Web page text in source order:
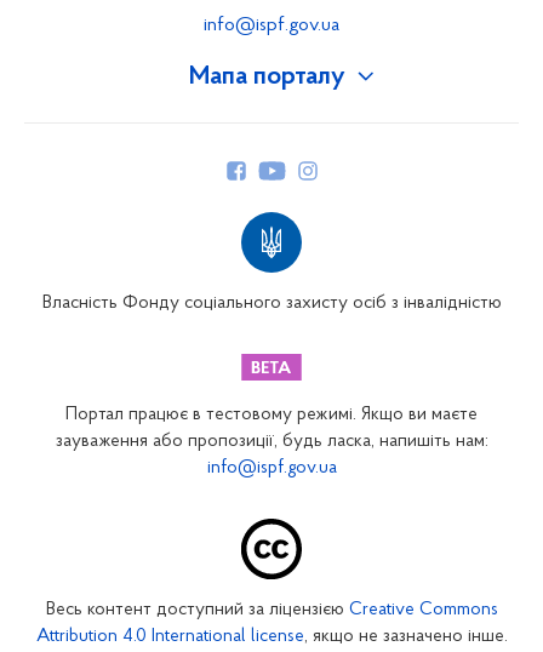
Мапа порталу
Закарпатське відділення
Запорізьке відділення
Кіровоградське відділення
info@ispf.gov.ua
Власність Фонду соціального захисту осіб з інвалідністю
Портал працює в тестовому режимі. Якщо ви маєте
зауваження або пропозиції, будь ласка, напишіть нам:
info@ispf.gov.ua
Весь контент доступний за ліцензією Creative Commons
Attribution 4.0 International license, якщо не зазначено інше.